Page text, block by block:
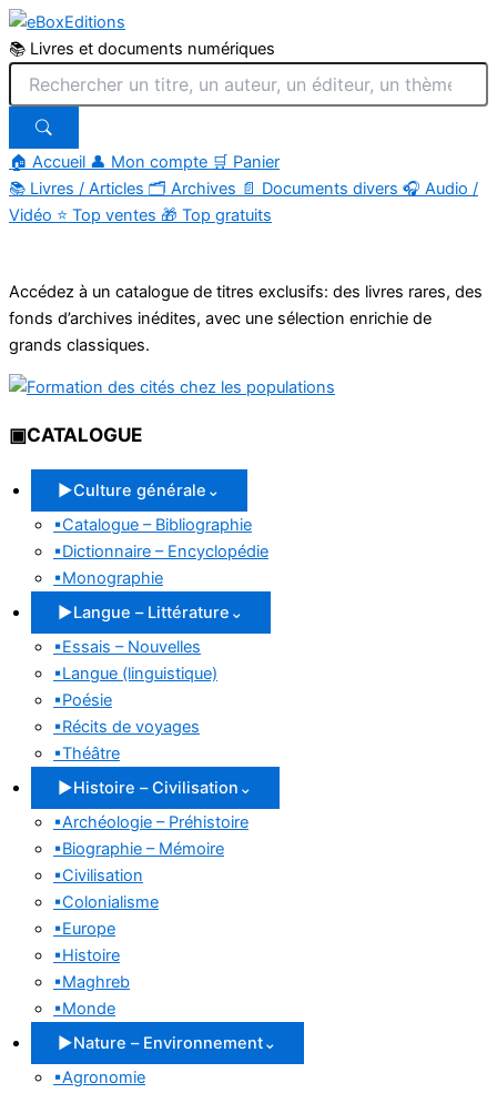
📚 Livres et documents numériques
🏠 Accueil 👤 Mon compte 🛒 Panier
📚 Livres / Articles 🗂 Archives 📄 Documents divers 🎧 Audio /
Vidéo ⭐ Top ventes 🎁 Top gratuits
contenu
Accédez à un catalogue de titres exclusifs: des livres rares, des
fonds d’archives inédites, avec une sélection enrichie de
grands classiques.
▣CATALOGUE
▶Culture générale ⌄
▪Catalogue – Bibliographie
▪Dictionnaire – Encyclopédie
▪Monographie
▶Langue – Littérature ⌄
▪Essais – Nouvelles
▪Langue (linguistique)
▪Poésie
▪Récits de voyages
▪Théâtre
▶Histoire – Civilisation ⌄
▪Archéologie – Préhistoire
▪Biographie – Mémoire
▪Civilisation
▪Colonialisme
▪Europe
▪Histoire
▪Maghreb
▪Monde
▶Nature – Environnement⌄
▪Agronomie